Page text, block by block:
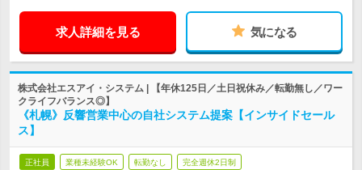
求人詳細を見る 気になる
株式会社エスアイ・システム | 【年休125日／土日祝休み／転勤無し／ワー
クライフバランス◎】
《札幌》反響営業中心の自社システム提案【インサイドセール
ス】
正社員 業種未経験OK 転勤なし 完全週休2日制